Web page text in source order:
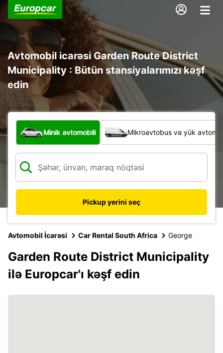
Avtomobil icarəsi Garden Route District
Municipality : Bütün stansiyalarımızı kəşf
edin
Hansı növ nəqliyyat vasitəsi?
Minik avtomobili Mikroavtobus və yük
Pickup yerini seç
Avtomobil İcarəsi Car Rental South Africa George
Garden Route District Municipality
ilə Europcar'ı kəşf edin